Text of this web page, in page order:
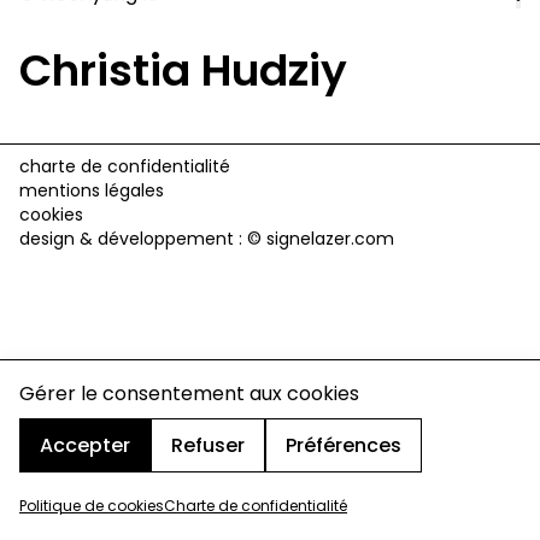
Gérer le consentement aux cookies
Accepter
Refuser Préférences
Politique de cookiesCharte de confidentialité
Christia Hudziy
charte de confidentialité
mentions légales
cookies
design & développement : © signelazer.com